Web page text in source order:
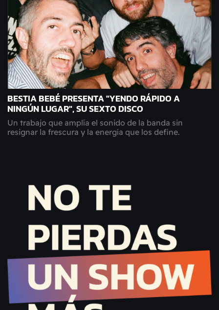
BESTIA BEBÉ PRESENTA "YENDO RÁPIDO A
NINGÚN LUGAR", SU SEXTO DISCO
Un trabajo que amplía el sonido de la banda sin
resignar la frescura y la energía que los define.